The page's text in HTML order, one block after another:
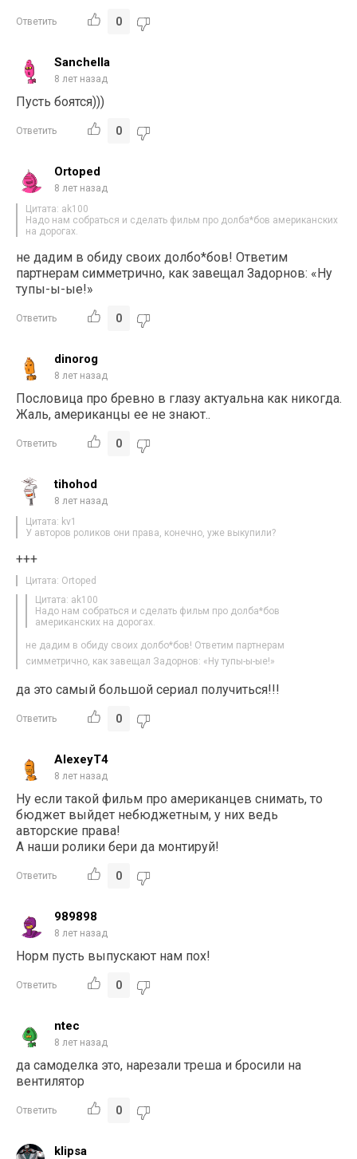
Ответить 0
Sanchella
8 лет назад
Пусть боятся)))
Ответить 0
Ortoped
8 лет назад
Цитата: ak100
Надо нам собраться и сделать фильм про долба*бов американских
на дорогах.
не дадим в обиду своих долбо*бов! Ответим
партнерам симметрично, как завещал Задорнов: «Ну
тупы-ы-ые!»
Ответить 0
dinorog
8 лет назад
Пословица про бревно в глазу актуальна как никогда.
Жаль, американцы ее не знают..
Ответить 0
tihohod
8 лет назад
Цитата: kv1
У авторов роликов они права, конечно, уже выкупили?
+++
Цитата: Ortoped
Цитата: ak100
Надо нам собраться и сделать фильм про долба*бов
американских на дорогах.
не дадим в обиду своих долбо*бов! Ответим партнерам
симметрично, как завещал Задорнов: «Ну тупы-ы-ые!»
да это самый большой сериал получиться!!!
Ответить 0
AlexeyT4
8 лет назад
Ну если такой фильм про американцев снимать, то
бюджет выйдет небюджетным, у них ведь
авторские права!
А наши ролики бери да монтируй!
Ответить 0
989898
8 лет назад
Норм пусть выпускают нам пох!
Ответить 0
ntec
8 лет назад
да самоделка это, нарезали треша и бросили на
вентилятор
Ответить 0
klipsa